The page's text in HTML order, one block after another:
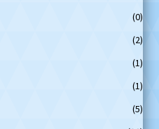
(0)
(2)
(1)
(1)
(5)